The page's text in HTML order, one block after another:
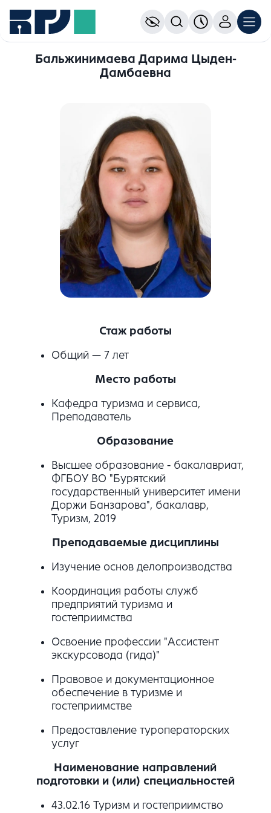
Бальжинимаева Дарима Цыден-
Дамбаевна
Стаж работы
Общий — 7 лет
Место работы
Кафедра туризма и сервиса,
Преподаватель
Образование
Высшее образование - бакалавриат,
ФГБОУ ВО "Бурятский
государственный университет имени
Доржи Банзарова", бакалавр,
Туризм, 2019
Преподаваемые дисциплины
Изучение основ делопроизводства
Координация работы служб
предприятий туризма и
гостеприимства
Освоение профессии "Ассистент
экскурсовода (гида)"
Правовое и документационное
обеспечение в туризме и
гостеприимстве
Предоставление туроператорских
услуг
Наименование направлений
подготовки и (или) специальностей
43.02.16 Туризм и гостеприимство